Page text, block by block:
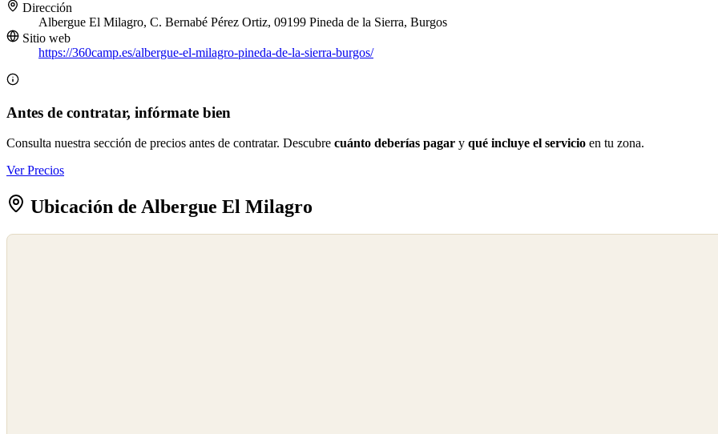
Dirección
Albergue El Milagro, C. Bernabé Pérez Ortiz, 09199 Pineda de la Sierra, Burgos
Sitio web
https://360camp.es/albergue-el-milagro-pineda-de-la-sierra-burgos/
Antes de contratar, infórmate bien
Consulta nuestra sección de precios antes de contratar. Descubre cuánto deberías pagar y qué incluye el servicio en tu zona.
Ver Precios
Ubicación de Albergue El Milagro